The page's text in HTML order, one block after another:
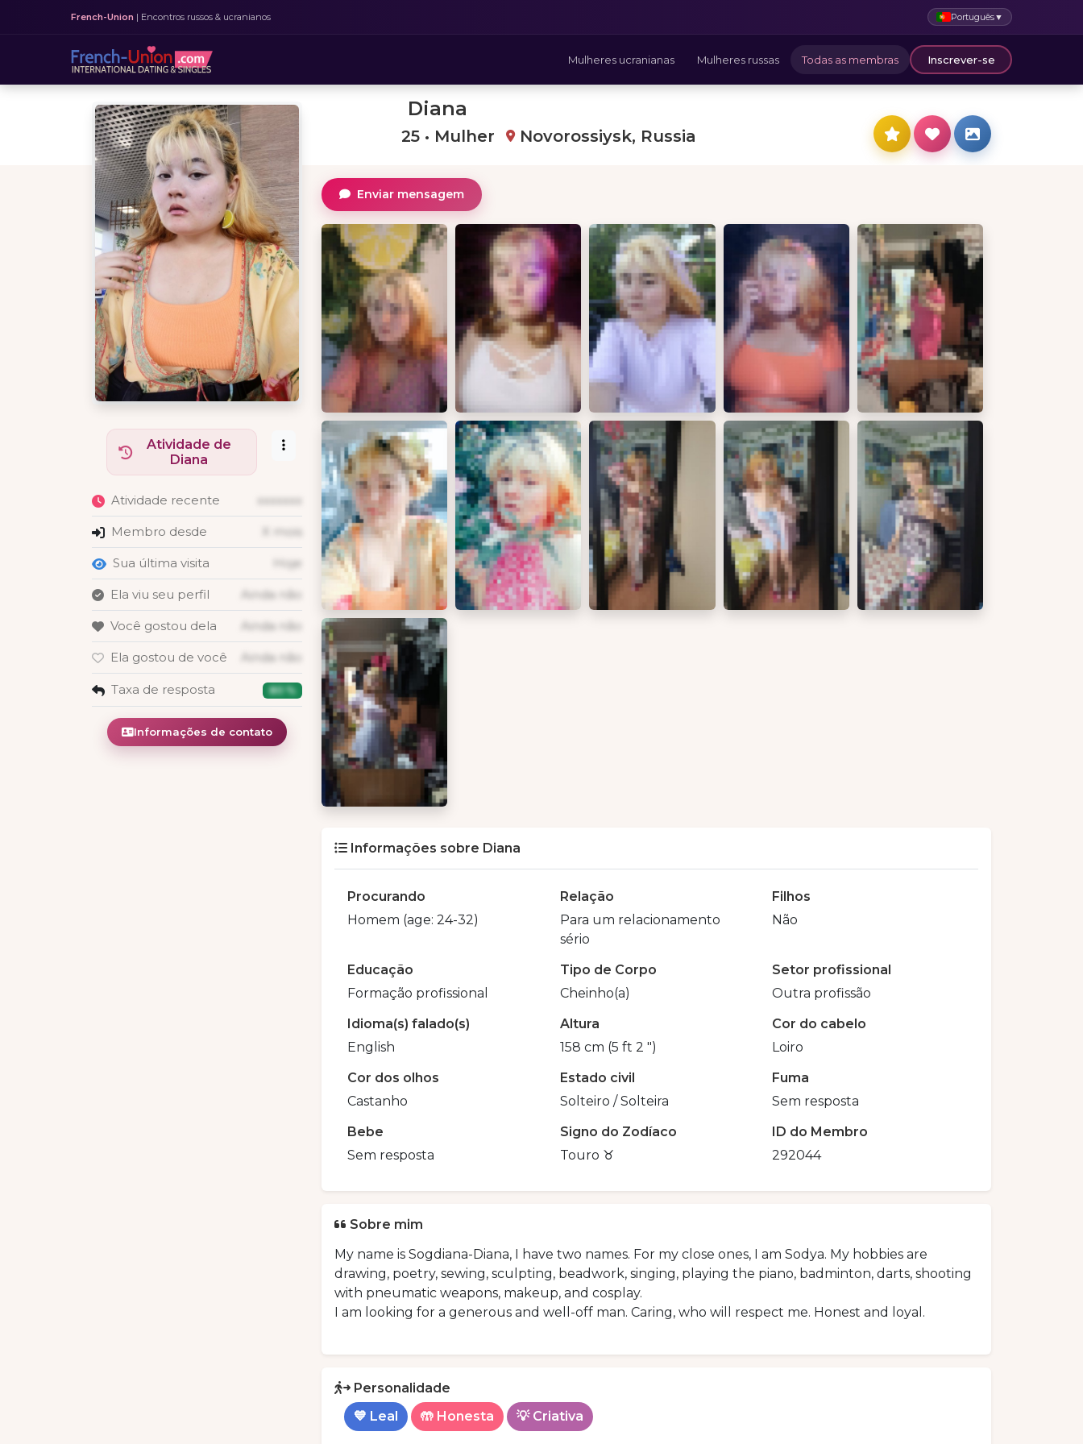
French-Union | Encontros russos & ucranianos Português▼
Mulheres ucranianas Mulheres russas Todas as membras Inscrever-se
Diana
25 • Mulher Novorossiysk, Russia
Atividade de
Diana
Atividade recente xxxxxxx
Membro desde X mois
Sua última visita Hoje
Ela viu seu perfil Ainda não
Você gostou dela Ainda não
Ela gostou de você Ainda não
Taxa de resposta 80 %
Informações de contato
Enviar mensagem
Informações sobre Diana
Procurando
Homem (age: 24-32)
Relação
Para um relacionamento
sério
Filhos
Não
Educação
Formação profissional
Tipo de Corpo
Cheinho(a)
Setor profissional
Outra profissão
Idioma(s) falado(s)
English
Altura
158 cm (5 ft 2 ")
Cor do cabelo
Loiro
Cor dos olhos
Castanho
Estado civil
Solteiro / Solteira
Fuma
Sem resposta
Bebe
Sem resposta
Signo do Zodíaco
Touro ♉️
ID do Membro
292044
Sobre mim
My name is Sogdiana-Diana, I have two names. For my close ones, I am Sodya. My hobbies are
drawing, poetry, sewing, sculpting, beadwork, singing, playing the piano, badminton, darts, shooting
with pneumatic weapons, makeup, and cosplay.
I am looking for a generous and well-off man. Caring, who will respect me. Honest and loyal.
Personalidade
💙 Leal
🤲 Honesta 💡 Criativa